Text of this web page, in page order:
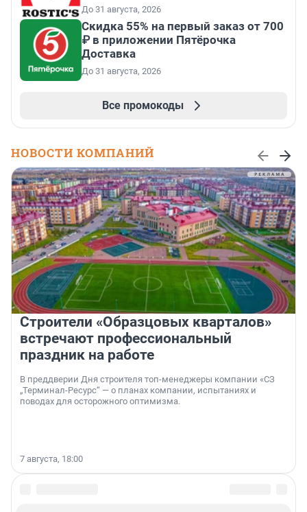
До 31 августа, 2026
Скидка 55% на первый заказ от 700
₽ в приложении Пятёрочка
Доставка
До 31 августа, 2026
Все промокоды
НОВОСТИ КОМПАНИЙ
Строители «Образцовых кварталов»
встречают профессиональный
праздник на работе
В преддверии Дня строителя топ-менеджеры компании «СЗ
„Терминал-Ресурс“ — о планах компании, испытаниях и
поводах для осторожного оптимизма.
7 августа, 18:00